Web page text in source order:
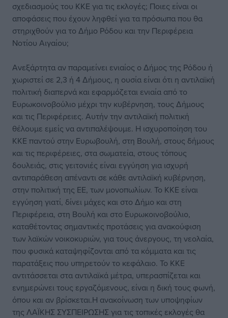
σχεδιασμούς του ΚΚΕ για τις εκλογές; Ποιες είναι οι
αποφάσεις που έχουν ληφθεί για τα πρόσωπα που θα
στηριχθούν για το Δήμο Ρόδου και την Περιφέρεια
Νοτίου Αιγαίου;
Ανεξάρτητα αν παραμείνει ενιαίος ο Δήμος της Ρόδου ή
χωριστεί σε 2,3 ή 4 Δήμους, η ουσία είναι ότι η αντιλαϊκή
πολιτική διαπερνά και εφαρμόζεται ενιαία από το
Ευρωκοινοβούλιο μέχρι την κυβέρνηση, τους Δήμους
και τις Περιφέρειες. Αυτήν την αντιλαϊκή πολιτική
θέλουμε εμείς να αντιπαλέψουμε. Η ισχυροποίηση του
ΚΚΕ παντού στην Ευρωβουλή, στη Βουλή, στους δήμους
και τις περιφέρειες, στα σωματεία, στους τόπους
δουλειάς, στις γειτονιές είναι εγγύηση για ισχυρή
αντιπαράθεση απέναντι σε κάθε αντιλαϊκή κυβέρνηση,
στην πολιτική της ΕΕ, των μονοπωλίων. Το ΚΚΕ είναι
εγγύηση γιατί, δίνει μάχες και στο Δήμο και στη
Περιφέρεια, στη Βουλή και στο Ευρωκοινοβούλιο,
καταθέτοντας σημαντικές προτάσεις για ανακούφιση
των λαϊκών νοικοκυριών, για τους άνεργους, τη νεολαία,
που φυσικά καταψηφίζονται από τα κόμματα και τις
παρατάξεις που υπηρετούν το κεφάλαιο. Το ΚΚΕ
αντιτάσσεται στα αντιλαϊκά μέτρα, υπερασπίζεται και
ενημερώνει τους εργαζόμενους, είναι η δική τους φωνή,
όπου και αν βρίσκεται.Η ανακοίνωση των υποψηφίων
της ΛΑΪΚΗΣ ΣΥΣΠΕΙΡΩΣΗΣ για τις τοπικές εκλογές θα